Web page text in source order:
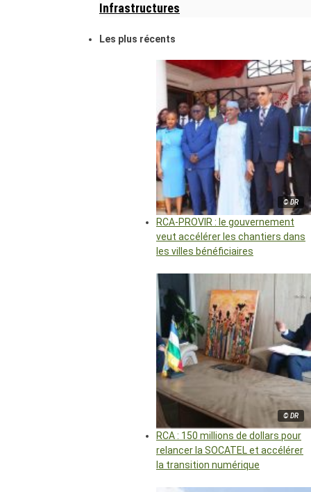
Infrastructures
Les plus récents
© DR
RCA-PROVIR : le gouvernement
veut accélérer les chantiers dans
les villes bénéficiaires
© DR
RCA : 150 millions de dollars pour
relancer la SOCATEL et accélérer
la transition numérique